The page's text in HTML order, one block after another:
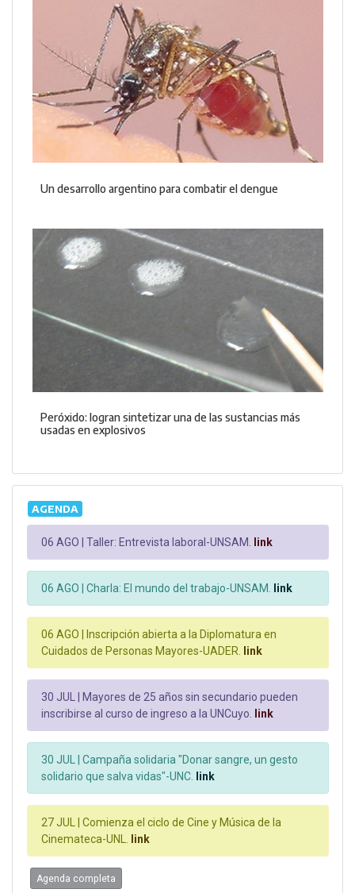
Un desarrollo argentino para combatir el dengue
Peróxido: logran sintetizar una de las sustancias más
usadas en explosivos
AGENDA
06 AGO | Taller: Entrevista laboral-UNSAM. link
06 AGO | Charla: El mundo del trabajo-UNSAM. link
06 AGO | Inscripción abierta a la Diplomatura en
Cuidados de Personas Mayores-UADER. link
30 JUL | Mayores de 25 años sin secundario pueden
inscribirse al curso de ingreso a la UNCuyo. link
30 JUL | Campaña solidaria "Donar sangre, un gesto
solidario que salva vidas"-UNC. link
27 JUL | Comienza el ciclo de Cine y Música de la
Cinemateca-UNL.
link
Agenda completa